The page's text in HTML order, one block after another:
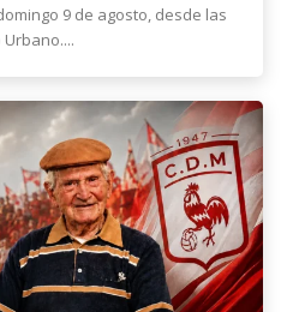
9 de agosto, desde las
Urbano....